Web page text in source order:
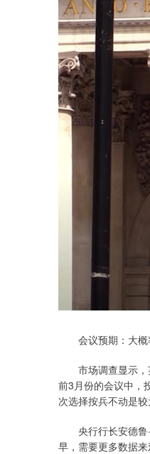
会议预期：大概
市场调查显示，
前3月份的会议中，
次选择按兵不动是较
央行行长安德鲁·
早，需要更多数据